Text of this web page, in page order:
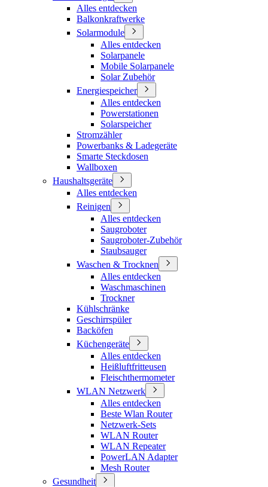
Alles entdecken
Balkonkraftwerke
Solarmodule
Alles entdecken
Solarpanele
Mobile Solarpanele
Solar Zubehör
Energiespeicher
Alles entdecken
Powerstationen
Solarspeicher
Stromzähler
Powerbanks & Ladegeräte
Smarte Steckdosen
Wallboxen
Haushaltsgeräte
Alles entdecken
Reinigen
Alles entdecken
Saugroboter
Saugroboter-Zubehör
Staubsauger
Waschen & Trocknen
Alles entdecken
Waschmaschinen
Trockner
Kühlschränke
Geschirrspüler
Backöfen
Küchengeräte
Alles entdecken
Heißluftfritteusen
Fleischthermometer
WLAN Netzwerk
Alles entdecken
Beste Wlan Router
Netzwerk-Sets
WLAN Router
WLAN Repeater
PowerLAN Adapter
Mesh Router
Gesundheit